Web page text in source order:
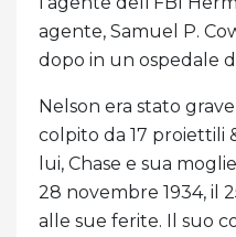
agente, Samuel P.
dopo in un ospedale
Nelson era stato
colpito da 17 proiettili
lui, Chase e sua
28 novembre 1934, il
alle sue ferite. Il suo